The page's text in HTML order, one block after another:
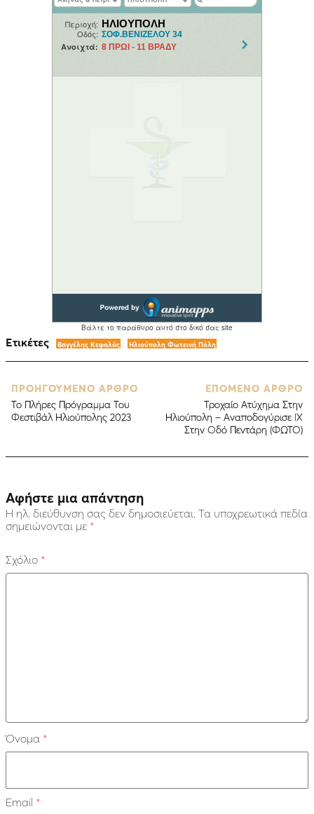
Ετικέτες Βαγγέλης Κεφαλάς Ηλιούπολη Φωτεινή Πόλη
ΠΡΟΗΓΟΥΜΕΝΟ ΑΡΘΡΟ
To Πλήρες Πρόγραμμα Του
Φεστιβάλ Ηλιούπολης 2023
ΕΠΟΜΕΝΟ ΑΡΘΡΟ
Τροχαίο Ατύχημα Στην
Ηλιούπολη – Αναποδογύρισε ΙΧ
Στην Οδό Πεντάρη (ΦΩΤΟ)
Αφήστε μια απάντηση
Η ηλ. διεύθυνση σας δεν δημοσιεύεται. Τα υποχρεωτικά πεδία
σημειώνονται με *
Σχόλιο *
Όνομα *
Email *